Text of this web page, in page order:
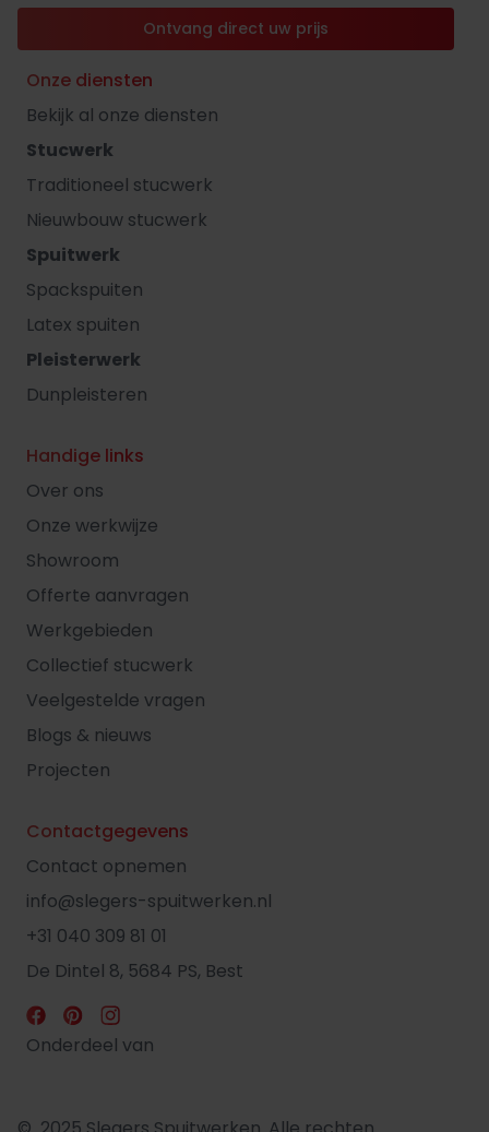
Ontvang direct uw prijs
Onze diensten
Bekijk al onze diensten
Stucwerk
Traditioneel stucwerk
Nieuwbouw stucwerk
Spuitwerk
Spackspuiten
Latex spuiten
Pleisterwerk
Dunpleisteren
Handige links
Over ons
Onze werkwijze
Showroom
Offerte aanvragen
Werkgebieden
Collectief stucwerk
Veelgestelde vragen
Blogs & nieuws
Projecten
Contactgegevens
Contact opnemen
info@slegers-spuitwerken.nl
+31 040 309 81 01
De Dintel 8, 5684 PS, Best
Onderdeel van